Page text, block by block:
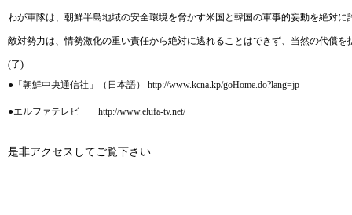
わが軍隊は、朝鮮半島地域の安全環境を脅かす米国と韓国の軍事的妄動を絶対
敵対勢力は、情勢激化の重い責任から絶対に逃れることはできず、当然の代償を
(了)
●「朝鮮中央通信社」（日本語） http://www.kcna.kp/goHome.do?lang=jp
●エルファテレビ http://www.elufa-tv.net/
是非アクセスしてご覧下さい